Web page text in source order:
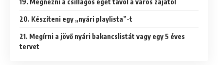
20. Készíteni egy „nyári playlista”-t
21. Megírni a jövő nyári bakancslistát vagy egy 5 éves
tervet